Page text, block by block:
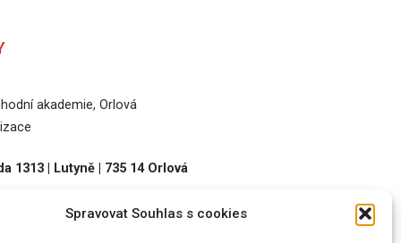
Spravovat Souhlas s cookies
akademie, Orlová
1313 | Lutyně | 735 14 Orlová